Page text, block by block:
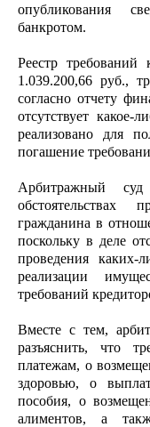
опубликования
банкротом.
Реестр требований
1.039.200,66 руб.,
согласно отчету
отсутствует
реализовано для
погашение
Арбитражный
обстоятельствах
гражданина в
поскольку в деле
проведения каких-
реализации
требований
Вместе с тем,
разъяснить, что
платежам, о
здоровью, о
пособия, о
алиментов, а